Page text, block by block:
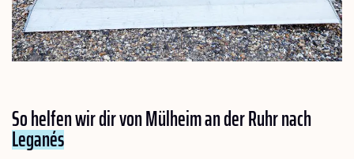
So helfen wir dir von Mülheim an der Ruhr nach
Leganés